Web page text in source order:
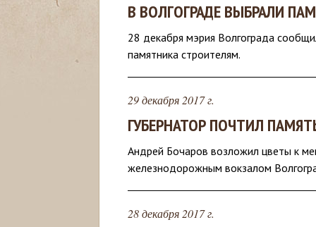
В ВОЛГОГРАДЕ ВЫБРАЛИ
28 декабря мэрия Волгограда
памятника строителям.
29 декабря 2017 г.
ГУБЕРНАТОР ПОЧТИЛ
Андрей Бочаров возложил цветы к
железнодорожным вокзалом
28 декабря 2017 г.